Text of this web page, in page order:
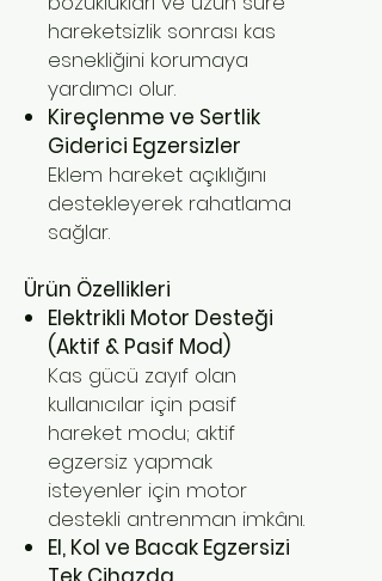
hareketsizlik sonrası kas
esnekliğini korumaya
yardımcı olur.
Kireçlenme ve Sertlik
Giderici Egzersizler
Eklem hareket açıklığını
destekleyerek rahatlama
sağlar.
Ürün Özellikleri
Elektrikli Motor Desteği
(Aktif & Pasif Mod)
Kas gücü zayıf olan
kullanıcılar için pasif
hareket modu; aktif
egzersiz yapmak
isteyenler için motor
destekli antrenman imkânı.
El, Kol ve Bacak Egzersizi